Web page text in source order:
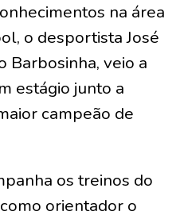
na área
o desportista José
Barbosinha, veio a
estágio junto a
campeão de
os treinos do
orientador o